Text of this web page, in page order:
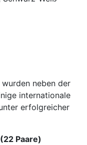
neben der
internationale
erfolgreicher
Paare)